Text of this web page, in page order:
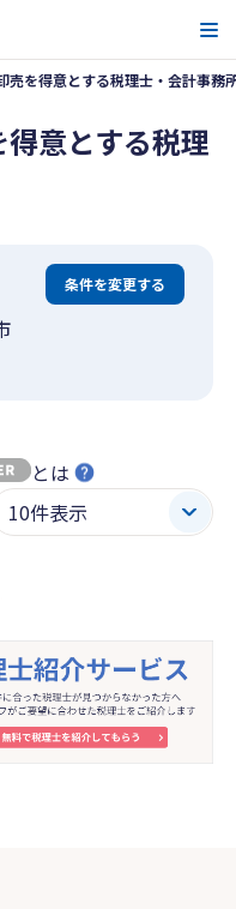
売を得意とする税理士・会計事務
意とする税理
条件を変更する
とは